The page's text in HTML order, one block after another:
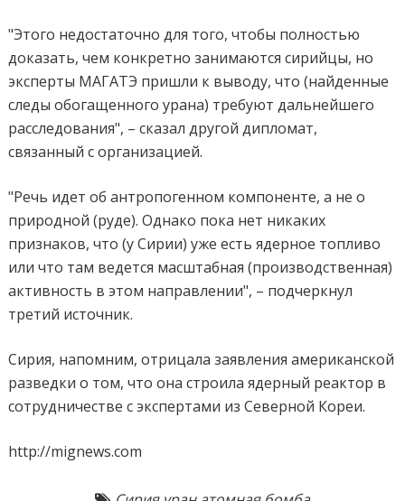
"Этого недостаточно для того, чтобы полностью
доказать, чем конкретно занимаются сирийцы, но
эксперты МАГАТЭ пришли к выводу, что (найденные
следы обогащенного урана) требуют дальнейшего
расследования", – сказал другой дипломат,
связанный с организацией.
"Речь идет об антропогенном компоненте, а не о
природной (руде). Однако пока нет никаких
признаков, что (у Сирии) уже есть ядерное топливо
или что там ведется масштабная (производственная)
активность в этом направлении", – подчеркнул
третий источник.
Сирия, напомним, отрицала заявления американской
разведки о том, что она строила ядерный реактор в
сотрудничестве с экспертами из Северной Кореи.
http://mignews.com